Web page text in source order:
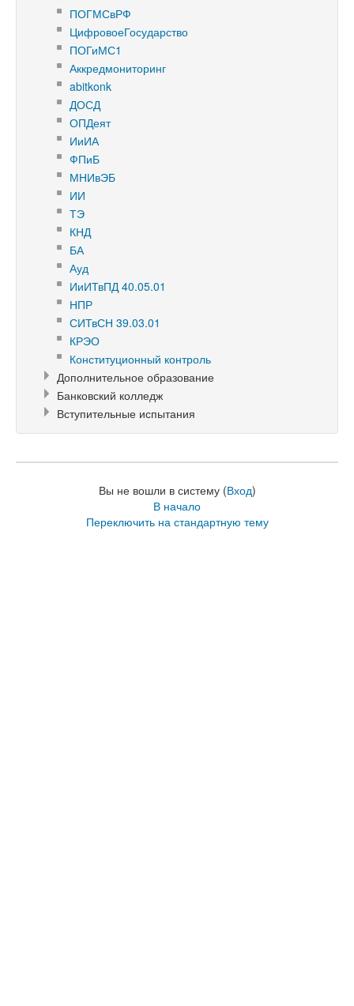
ПОГМСвРФ
ЦифровоеГосударство
ПОГиМС1
Аккредмониторинг
abitkonk
ДОСД
ОПДеят
ИиИА
ФПиБ
МНИвЭБ
ИИ
ТЭ
КНД
БА
Ауд
ИиИТвПД 40.05.01
НПР
СИТвСН 39.03.01
КРЭО
Конституционный контроль
Дополнительное образование
Банковский колледж
Вступительные испытания
Вы не вошли в систему (Вход)
В начало
Переключить на стандартную тему